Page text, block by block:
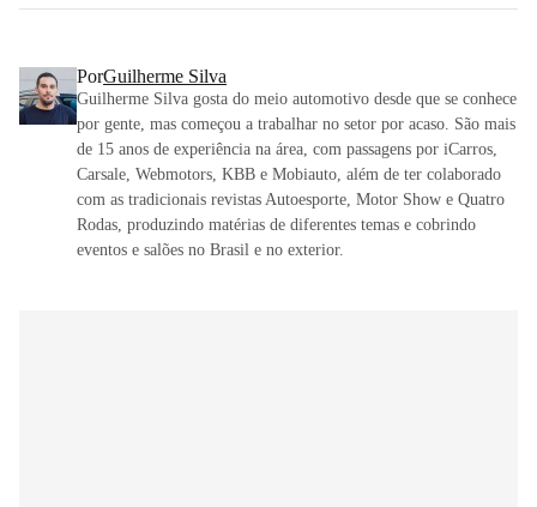
PorGuilherme Silva
Guilherme Silva gosta do meio automotivo desde que se conhece
por gente, mas começou a trabalhar no setor por acaso. São mais
de 15 anos de experiência na área, com passagens por iCarros,
Carsale, Webmotors, KBB e Mobiauto, além de ter colaborado
com as tradicionais revistas Autoesporte, Motor Show e Quatro
Rodas, produzindo matérias de diferentes temas e cobrindo
eventos e salões no Brasil e no exterior.